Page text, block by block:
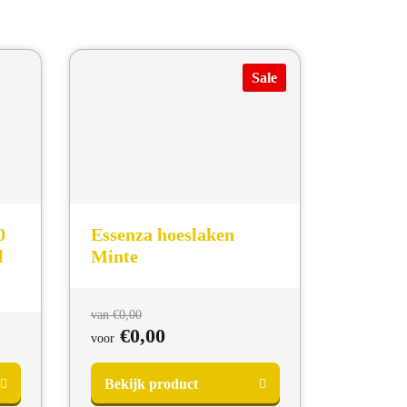
Sale
Essenza hoeslaken
Minte
van €0,00Oorspronkelijke
prijs
van
€0,00.
voor €0,00Huidige
is:
voor
Bekijk product